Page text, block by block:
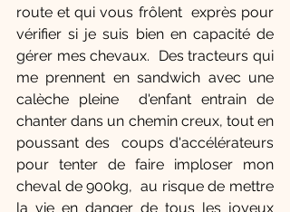
route et qui vous frôlent  exprès pour
vérifier si je suis bien en capacité de
gérer mes chevaux.  Des tracteurs qui
me prennent en sandwich avec une
calèche pleine  d'enfant entrain de
chanter dans un chemin creux, tout en
poussant des  coups d'accélérateurs
pour tenter de faire imploser mon
cheval de 900kg,  au risque de mettre
la vie en danger de tous les joyeux